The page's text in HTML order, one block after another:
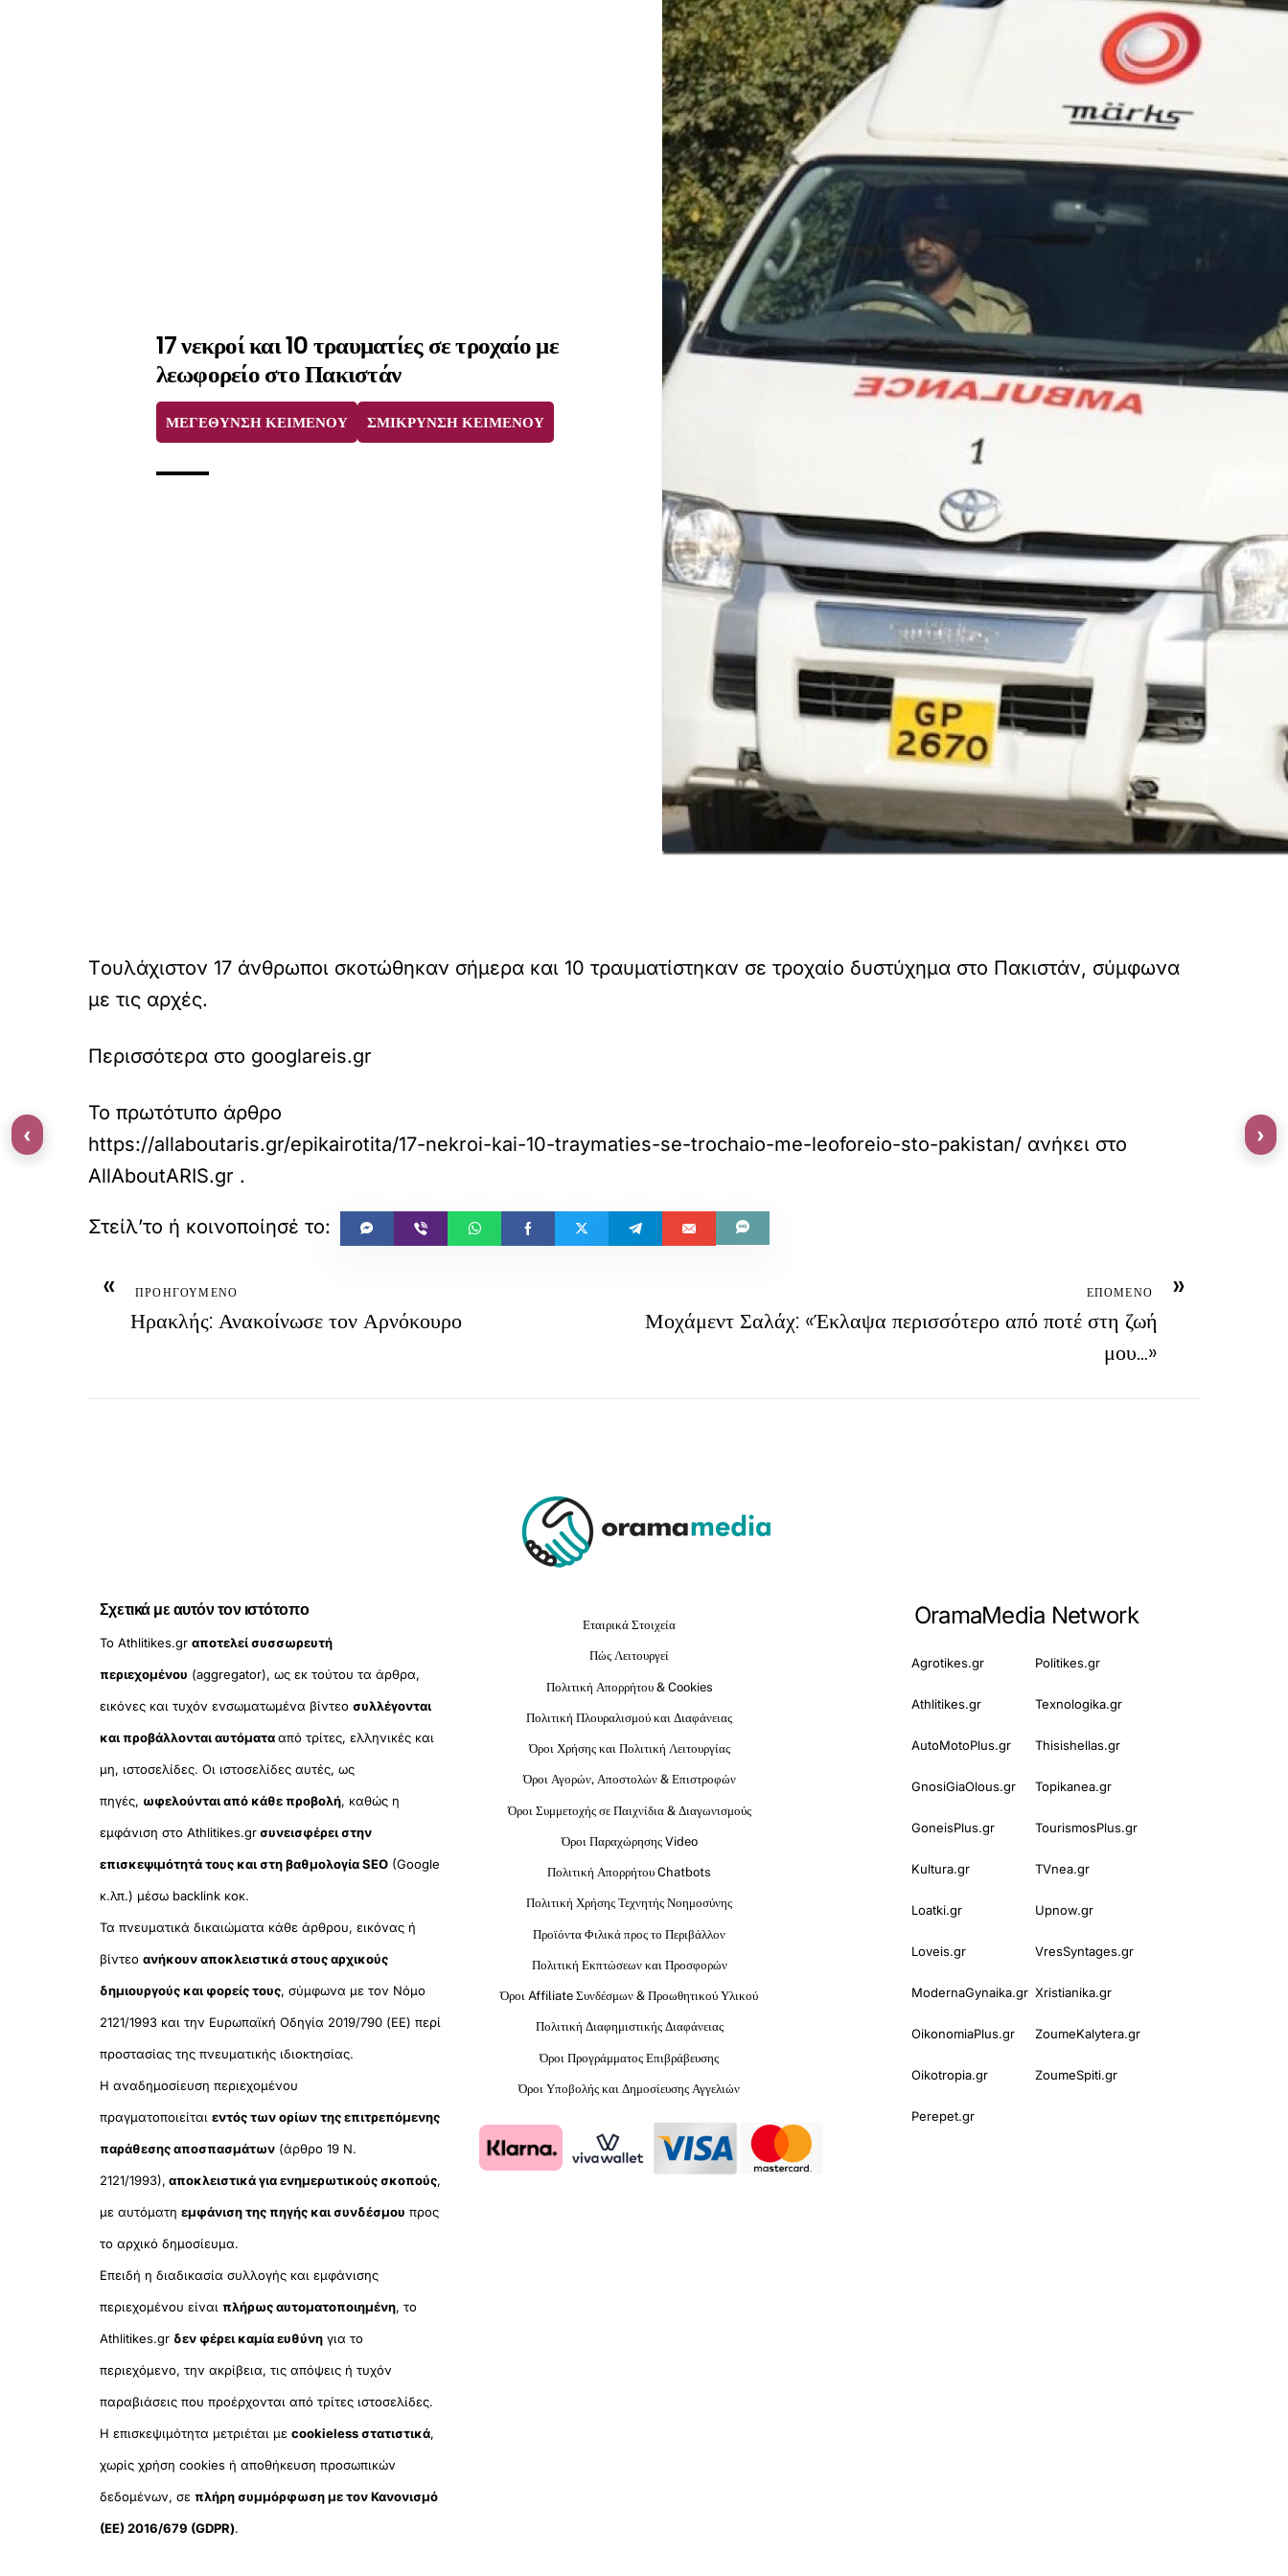
17 νεκροί και 10 τραυματίες σε τροχαίο με
λεωφορείο στο Πακιστάν
ΜΕΓΕΘΥΝΣΗ ΚΕΙΜΕΝΟΥ ΣΜΙΚΡΥΝΣΗ ΚΕΙΜΕΝΟΥ
Tουλάχιστον 17 άνθρωποι σκοτώθηκαν σήμερα και 10 τραυματίστηκαν σε τροχαίο δυστύχημα στο Πακιστάν, σύμφωνα
με τις αρχές.
Περισσότερα στο googlareis.gr
Το πρωτότυπο άρθρο
https://allaboutaris.gr/epikairotita/17-nekroi-kai-10-traymaties-se-trochaio-me-leoforeio-sto-pakistan/ ανήκει στο
AllAboutARIS.gr .
« ΠΡΟΗΓΟΥΜΕΝΟ
Ηρακλής: Ανακοίνωσε τον Αρνόκουρο
»
ΕΠΟΜΕΝΟ
Μοχάμεντ Σαλάχ: «Έκλαψα περισσότερο από ποτέ στη ζωή
μου…»
Σχετικά με αυτόν τον ιστότοπο
Το Athlitikes.gr αποτελεί συσσωρευτή
περιεχομένου (aggregator), ως εκ τούτου τα άρθρα,
εικόνες και τυχόν ενσωματωμένα βίντεο συλλέγονται
και προβάλλονται αυτόματααπό τρίτες, ελληνικές και
μη, ιστοσελίδες. Οι ιστοσελίδες αυτές, ως
πηγές, ωφελούνται από κάθε προβολή, καθώς η
εμφάνιση στο Athlitikes.grσυνεισφέρει στην
επισκεψιμότητά τους και στη βαθμολογία SEO(Google
κ.λπ.) μέσω backlink κοκ.
Τα πνευματικά δικαιώματα κάθε άρθρου, εικόνας ή
βίντεο ανήκουν αποκλειστικά στους αρχικούς
δημιουργούς και φορείς τους, σύμφωνα με τον Νόμο
2121/1993 και την Ευρωπαϊκή Οδηγία 2019/790 (ΕΕ) περί
προστασίας της πνευματικής ιδιοκτησίας.
Η αναδημοσίευση περιεχομένου
πραγματοποιείται εντός των ορίων της επιτρεπόμενης
παράθεσης αποσπασμάτων(άρθρο 19 Ν.
2121/1993), αποκλειστικά για ενημερωτικούς σκοπούς,
με αυτόματη εμφάνιση της πηγής και συνδέσμου προς
το αρχικό δημοσίευμα.
Επειδή η διαδικασία συλλογής και εμφάνισης
περιεχομένου είναι πλήρως αυτοματοποιημένη, το
Athlitikes.gr δεν φέρει καμία ευθύνηγια το
περιεχόμενο, την ακρίβεια, τις απόψεις ή τυχόν
παραβιάσεις που προέρχονται από τρίτες ιστοσελίδες.
Η επισκεψιμότητα μετριέται με cookieless στατιστικά,
χωρίς χρήση cookies ή αποθήκευση προσωπικών
δεδομένων, σε πλήρη συμμόρφωση με τον Κανονισμό
(ΕΕ) 2016/679 (GDPR).
Εταιρικά Στοιχεία
Πώς Λειτουργεί
Πολιτική Απορρήτου & Cookies
Πολιτική Πλουραλισμού και Διαφάνειας
Όροι Χρήσης και Πολιτική Λειτουργίας
Όροι Αγορών, Αποστολών & Επιστροφών
Όροι Συμμετοχής σε Παιχνίδια & Διαγωνισμούς
Όροι Παραχώρησης Video
Πολιτική Απορρήτου Chatbots
Πολιτική Χρήσης Τεχνητής Νοημοσύνης
Προϊόντα Φιλικά προς το Περιβάλλον
Πολιτική Εκπτώσεων και Προσφορών
Όροι Affiliate Συνδέσμων & Προωθητικού Υλικού
Πολιτική Διαφημιστικής Διαφάνειας
Όροι Προγράμματος Επιβράβευσης
Όροι Υποβολής και Δημοσίευσης Αγγελιών
OramaMedia Network
Agrotikes.gr Politikes.gr
Athlitikes.gr Texnologika.gr
AutoMotoPlus.gr Thisishellas.gr
GnosiGiaOlous.gr Topikanea.gr
GoneisPlus.gr TourismosPlus.gr
Kultura.gr TVnea.gr
Loatki.gr Upnow.gr
Loveis.gr VresSyntages.gr
ModernaGynaika.gr Xristianika.gr
OikonomiaPlus.gr ZoumeKalytera.gr
Oikotropia.gr ZoumeSpiti.gr
Perepet.gr
‹ ›